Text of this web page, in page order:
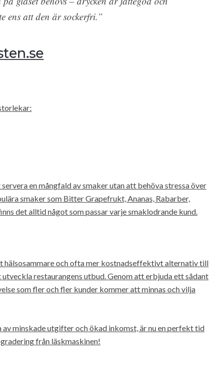
ens att den är sockerfri.”
en mångfald av smaker utan att behöva stressa över
smaker som Bitter Grapefrukt, Ananas, Rabarber,
det alltid något som passar varje smaklodrande kund.
och ofta mer kostnadseffektivt alternativ till
restaurangens utbud. Genom att erbjuda ett sådant
som fler och fler kunder kommer att minnas och vilja
minskade utgifter och ökad inkomst, är nu en perfekt tid
från läskmaskinen!